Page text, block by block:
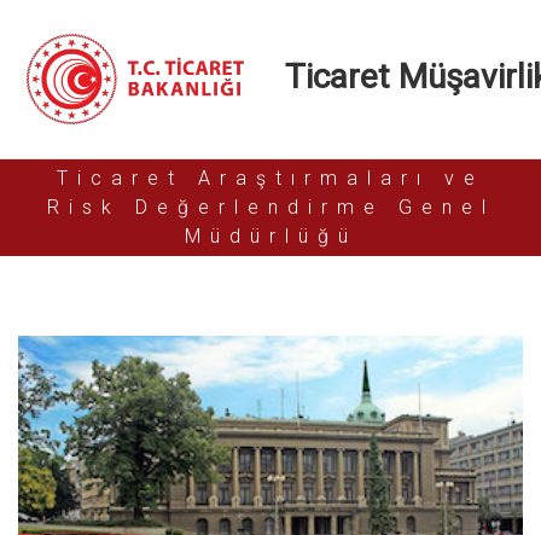
Ticaret
Ticaret Araştırmaları ve
Risk Değerlendirme Genel
Müdürlüğü